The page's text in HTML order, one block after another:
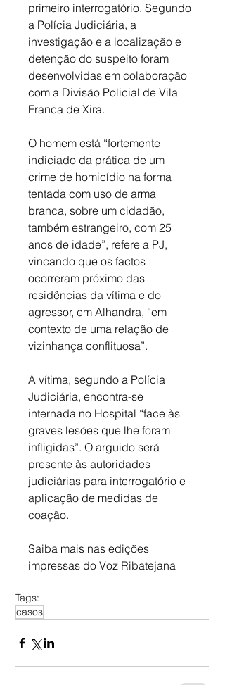
primeiro interrogatório. Segundo
a Polícia Judiciária, a
investigação e a localização e
detenção do suspeito foram
desenvolvidas em colaboração
com a Divisão Policial de Vila
Franca de Xira.
O homem está “fortemente
indiciado da prática de um
crime de homicídio na forma
tentada com uso de arma
branca, sobre um cidadão,
também estrangeiro, com 25
anos de idade”, refere a PJ,
vincando que os factos
ocorreram próximo das
residências da vítima e do
agressor, em Alhandra, “em
contexto de uma relação de
vizinhança conflituosa”.
A vítima, segundo a Polícia
Judiciária, encontra-se
internada no Hospital “face às
graves lesões que lhe foram
infligidas”. O arguido será
presente às autoridades
judiciárias para interrogatório e
aplicação de medidas de
coação.
Saiba mais nas edições
impressas do Voz Ribatejana
Tags:
casos